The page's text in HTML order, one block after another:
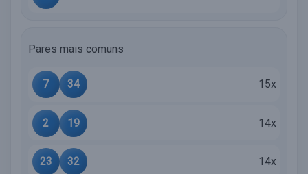
Pares mais comuns
7 34 15x
2 19 14x
23 32 14x